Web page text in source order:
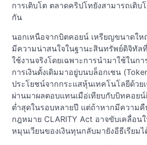
การเติบโต ตลาดคริปโทยังสามารถเติบ
กัน
นอกเหนือจากบิตคอยน์ เหรียญขนาดให
มีความน่าสนใจในฐานะสินทรัพย์ดิจิทั
ใช้งานจริงโดยเฉพาะการนำมาใช้ในก
การเงินดั้งเดิมมาอยู่บนบล็อกเชน
ประโยชน์จากกระแสหุ้นเทคโนโลยีด้วย
ผ่านมาผลตอบแทนเมือ่เทียบกับบิทคอย
ต่ำสุดในรอบหลายปี แต่ถ้าหากมีความ
กฎหมาย CLARITY Act อาจขับเคลื่อนใ
หมุนเวียนของเงินทุนกลับมายังอีธีเรียม